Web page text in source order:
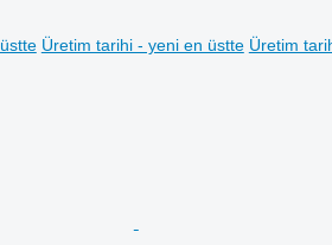
Üretim tarihi - yeni en üstte Üretim